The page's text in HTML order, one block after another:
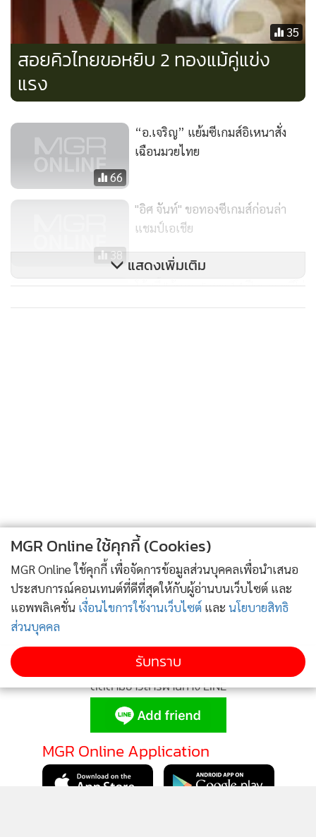
รมย์ เจองานท้าทายในบิลเลียด
หนู ขอใช้เก๋าสยบสอยคิวดาวรุ่ง
35
สอยคิวไทยขอหยิบ 2 ทองแม้คู่แข่ง
แรง
66
“อ.เจริญ” แย้มซีเกมส์อิเหนาสั่ง
เฉือนมวยไทย
38
"อิศ จันท์" ขอทองซีเกมส์ก่อนล่า
แชมป์เอเชีย
โค้ชชี้ "น้องจูน" สาว 14 ปีอนาคตฮีโร่
ไทย
แสดงเพิ่มเติม
ติดตามข่าวสารผ่านทาง LINE
MGR Online Application
MGR Online ใช้คุกกี้ (Cookies)
MGR Online ใช้คุกกี้ เพื่อจัดการข้อมูลส่วนบุคคลเพื่อนำเสนอ
ประสบการณ์คอนเทนต์ที่ดีที่สุดให้กับผู้อ่านบนเว็บไซต์ และ
แอพพลิเคชั่น เงื่อนไขการใช้งานเว็บไซต์ และ นโยบายสิทธิ
ส่วนบุคคล
รับทราบ